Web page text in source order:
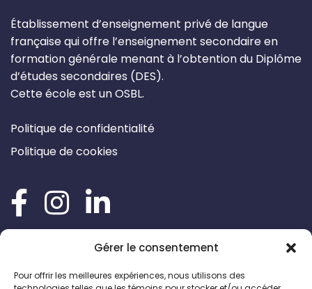
Gérer le consentement
Pour offrir les meilleures expériences, nous utilisons des
Établissement d’enseignement privé de langue
française qui offre l’enseignement secondaire en
formation générale menant à l’obtention du Diplôme
d’études secondaires (DES).
Cette école est un OSBL.
Politique de confidentialité
Politique de cookies